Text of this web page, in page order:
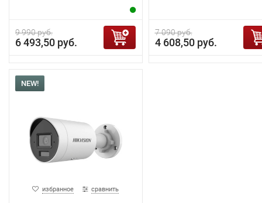
9 990 руб.
6 493,50 руб.
7 090 руб.
4 608,50 руб.
NEW!
избранное сравнить